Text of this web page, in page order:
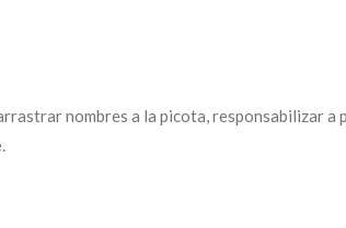
nombres a la picota, responsabilizar a